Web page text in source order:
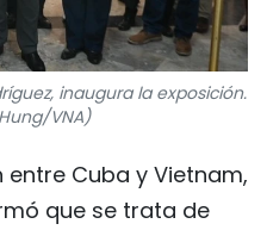
inaugura la exposición.
VNA)
Cuba y Vietnam,
que se trata de